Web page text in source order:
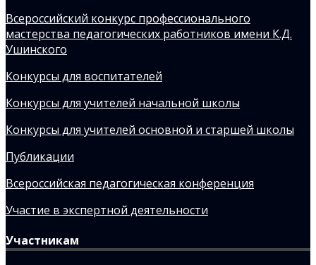
Всероссийский конкурс профессионального
мастерства педагогических работников имени К.Д.
Ушинского
Конкурсы для воспитателей
Конкурсы для учителей начальной школы
Конкурсы для учителей основной и старшей школы
Публикации
Всероссийская педагогическая конференция
Участие в экспертной деятельности
Участникам